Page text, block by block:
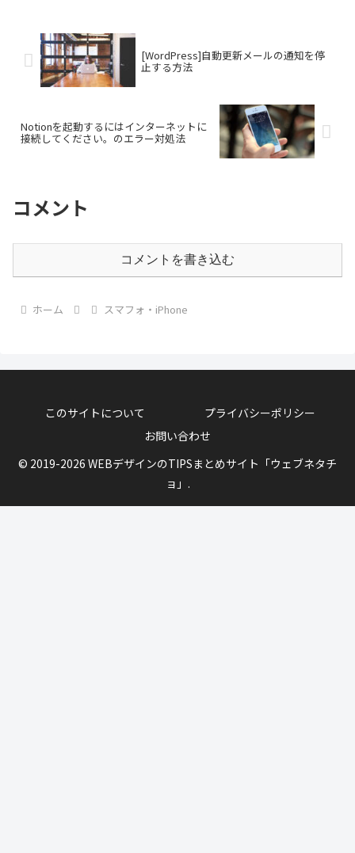
[WordPress]自動更新メールの通知を停
止する方法
Notionを起動するにはインターネットに
接続してください。のエラー対処法
コメント
コメントを書き込む
ホーム スマフォ・iPhone
このサイトについて
プライバシーポリシー
お問い合わせ
© 2019-2026 WEBデザインのTIPSまとめサイト「ウェブネタチ
ョ」.